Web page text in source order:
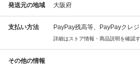
発送元の地域 大阪府
支払い方法 PayPay残高等、PayPayクレ
詳細はストア情報・商品説明を確認
その他の情報